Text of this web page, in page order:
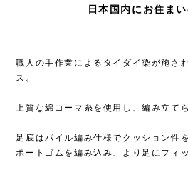
日本国内にお住ま
職人の手作業によるタイダイ染が施さ
ス。
上質な綿コーマ糸を使用し、編み立て
足底はパイル編み仕様でクッション性
ポートゴムを編み込み、より足にフィ